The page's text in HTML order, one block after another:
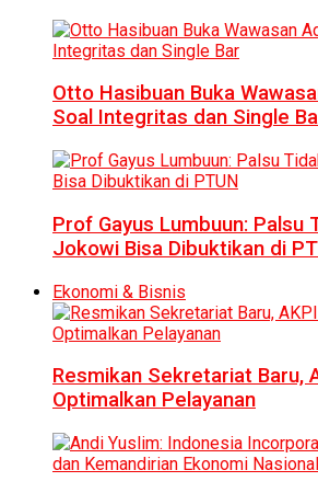
Otto Hasibuan Buka
Soal Integritas dan Single
Prof Gayus Lumbuun: Palsu
Jokowi Bisa Dibuktikan di
Ekonomi & Bisnis
Resmikan Sekretariat Baru,
Optimalkan Pelayanan